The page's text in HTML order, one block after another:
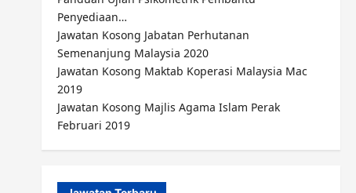
Penyediaan…
Jawatan Kosong Jabatan Perhutanan
Semenanjung Malaysia 2020
Jawatan Kosong Maktab Koperasi Malaysia Mac
2019
Jawatan Kosong Majlis Agama Islam Perak
Februari 2019